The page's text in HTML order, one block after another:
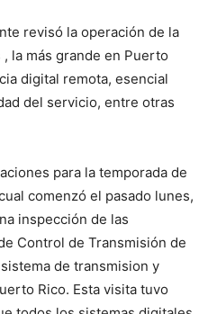
revisó la operación de la
la más grande en Puerto
digital remota, esencial
del servicio, entre otras
para la temporada de
comenzó el pasado lunes,
inspección de las
Control de Transmisión de
de transmision y
Rico. Esta visita tuvo